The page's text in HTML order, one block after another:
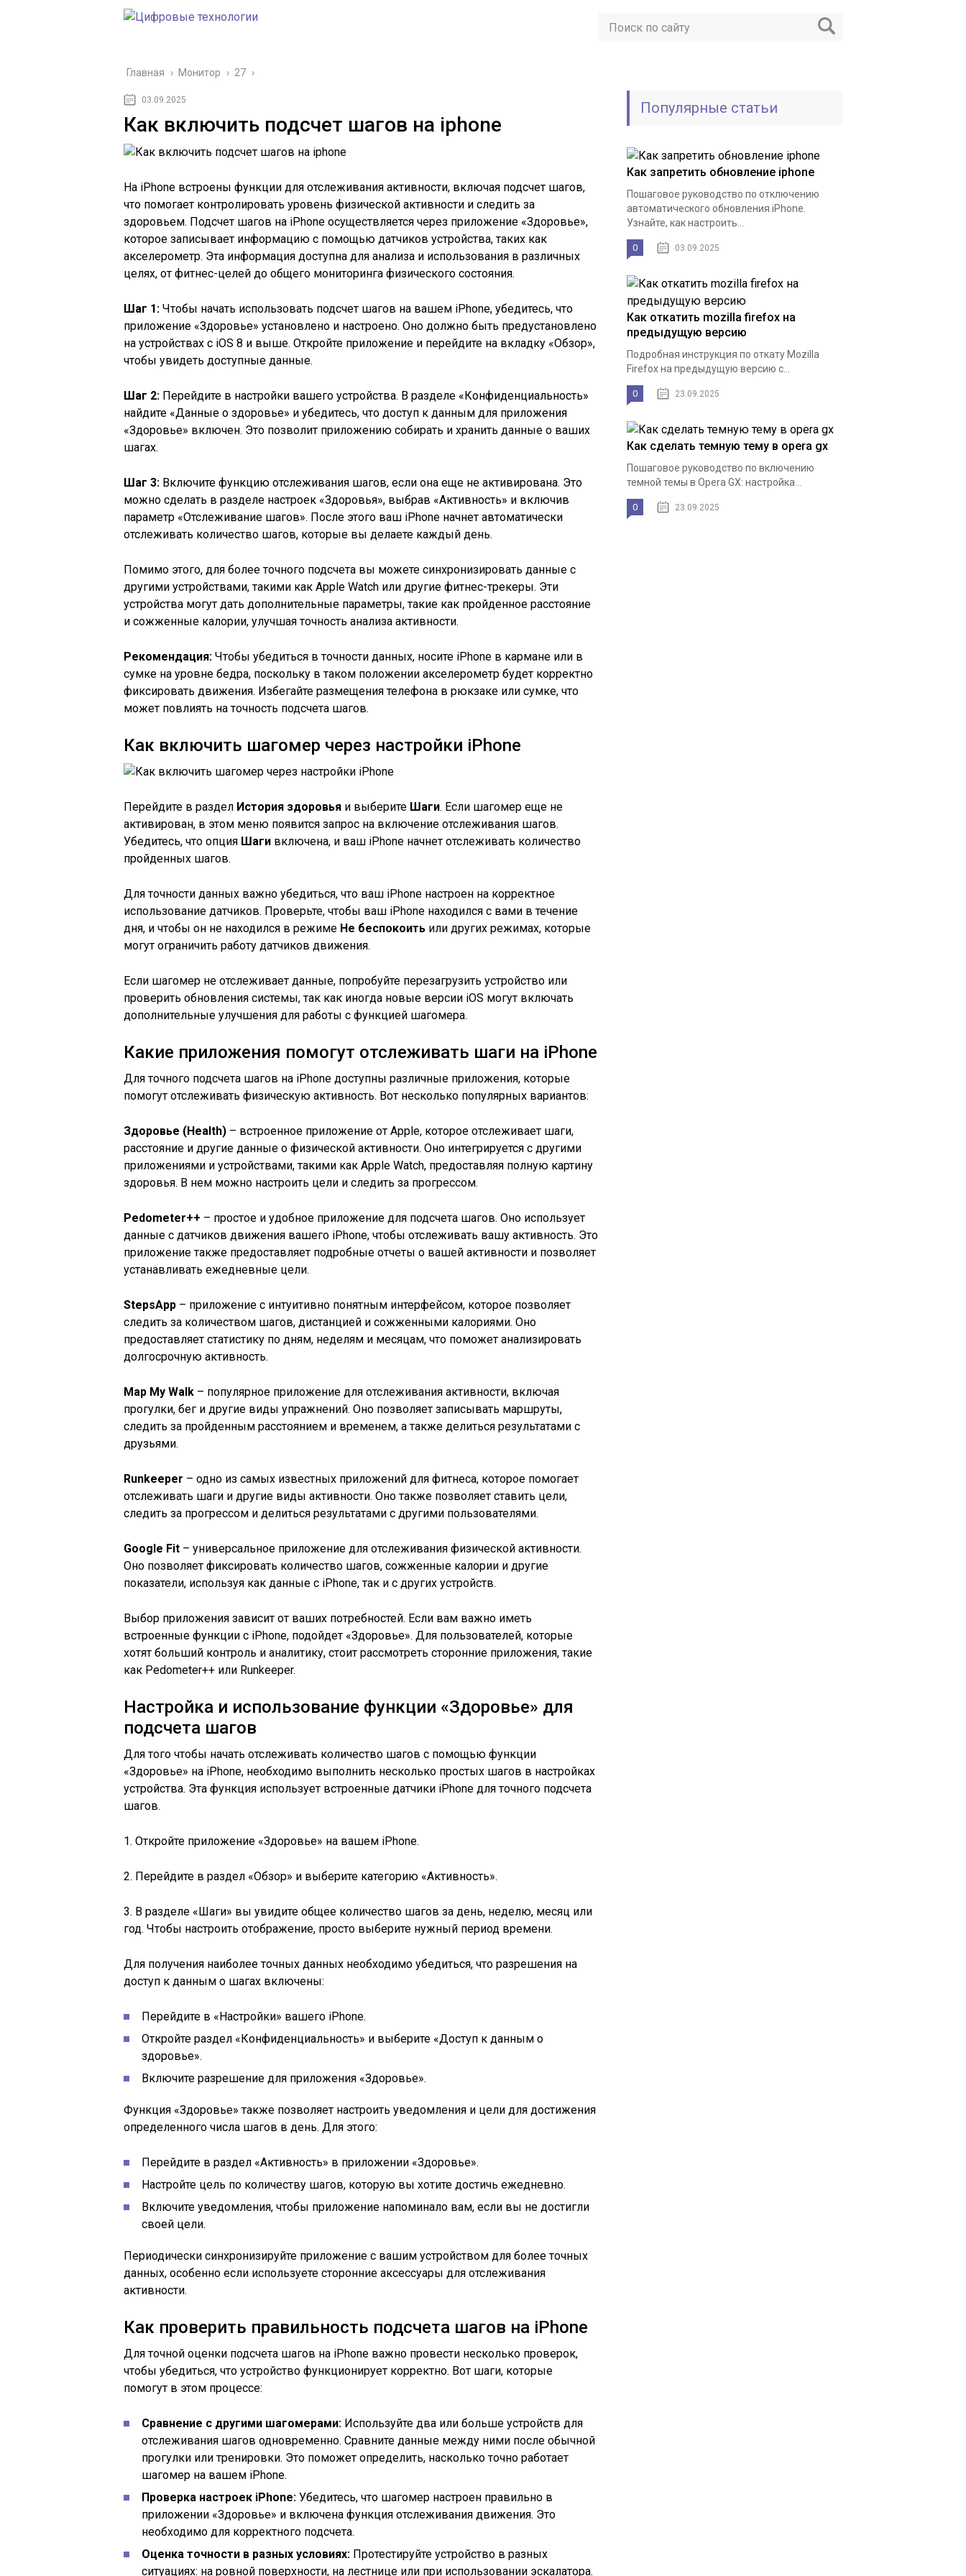
Главная › Монитор › 27 ›
03.09.2025
Как включить подсчет шагов на iphone
На iPhone встроены функции для отслеживания активности, включая подсчет шагов,
что помогает контролировать уровень физической активности и следить за
здоровьем. Подсчет шагов на iPhone осуществляется через приложение «Здоровье»,
которое записывает информацию с помощью датчиков устройства, таких как
акселерометр. Эта информация доступна для анализа и использования в различных
целях, от фитнес-целей до общего мониторинга физического состояния.
Шаг 1: Чтобы начать использовать подсчет шагов на вашем iPhone, убедитесь, что
приложение «Здоровье» установлено и настроено. Оно должно быть предустановлено
на устройствах с iOS 8 и выше. Откройте приложение и перейдите на вкладку «Обзор»,
чтобы увидеть доступные данные.
Шаг 2: Перейдите в настройки вашего устройства. В разделе «Конфиденциальность»
найдите «Данные о здоровье» и убедитесь, что доступ к данным для приложения
«Здоровье» включен. Это позволит приложению собирать и хранить данные о ваших
шагах.
Шаг 3: Включите функцию отслеживания шагов, если она еще не активирована. Это
можно сделать в разделе настроек «Здоровья», выбрав «Активность» и включив
параметр «Отслеживание шагов». После этого ваш iPhone начнет автоматически
отслеживать количество шагов, которые вы делаете каждый день.
Помимо этого, для более точного подсчета вы можете синхронизировать данные с
другими устройствами, такими как Apple Watch или другие фитнес-трекеры. Эти
устройства могут дать дополнительные параметры, такие как пройденное расстояние
и сожженные калории, улучшая точность анализа активности.
Рекомендация: Чтобы убедиться в точности данных, носите iPhone в кармане или в
сумке на уровне бедра, поскольку в таком положении акселерометр будет корректно
фиксировать движения. Избегайте размещения телефона в рюкзаке или сумке, что
может повлиять на точность подсчета шагов.
Как включить шагомер через настройки iPhone
Перейдите в раздел История здоровья и выберите Шаги. Если шагомер еще не
активирован, в этом меню появится запрос на включение отслеживания шагов.
Убедитесь, что опция Шаги включена, и ваш iPhone начнет отслеживать количество
пройденных шагов.
Для точности данных важно убедиться, что ваш iPhone настроен на корректное
использование датчиков. Проверьте, чтобы ваш iPhone находился с вами в течение
дня, и чтобы он не находился в режиме Не беспокоить или других режимах, которые
могут ограничить работу датчиков движения.
Если шагомер не отслеживает данные, попробуйте перезагрузить устройство или
проверить обновления системы, так как иногда новые версии iOS могут включать
дополнительные улучшения для работы с функцией шагомера.
Какие приложения помогут отслеживать шаги на iPhone
Для точного подсчета шагов на iPhone доступны различные приложения, которые
помогут отслеживать физическую активность. Вот несколько популярных вариантов:
Здоровье (Health) – встроенное приложение от Apple, которое отслеживает шаги,
расстояние и другие данные о физической активности. Оно интегрируется с другими
приложениями и устройствами, такими как Apple Watch, предоставляя полную картину
здоровья. В нем можно настроить цели и следить за прогрессом.
Pedometer++ – простое и удобное приложение для подсчета шагов. Оно использует
данные с датчиков движения вашего iPhone, чтобы отслеживать вашу активность. Это
приложение также предоставляет подробные отчеты о вашей активности и позволяет
устанавливать ежедневные цели.
StepsApp – приложение с интуитивно понятным интерфейсом, которое позволяет
следить за количеством шагов, дистанцией и сожженными калориями. Оно
предоставляет статистику по дням, неделям и месяцам, что поможет анализировать
долгосрочную активность.
Map My Walk – популярное приложение для отслеживания активности, включая
прогулки, бег и другие виды упражнений. Оно позволяет записывать маршруты,
следить за пройденным расстоянием и временем, а также делиться результатами с
друзьями.
Runkeeper – одно из самых известных приложений для фитнеса, которое помогает
отслеживать шаги и другие виды активности. Оно также позволяет ставить цели,
следить за прогрессом и делиться результатами с другими пользователями.
Google Fit – универсальное приложение для отслеживания физической активности.
Оно позволяет фиксировать количество шагов, сожженные калории и другие
показатели, используя как данные с iPhone, так и с других устройств.
Выбор приложения зависит от ваших потребностей. Если вам важно иметь
встроенные функции с iPhone, подойдет «Здоровье». Для пользователей, которые
хотят больший контроль и аналитику, стоит рассмотреть сторонние приложения, такие
как Pedometer++ или Runkeeper.
Настройка и использование функции «Здоровье» для
подсчета шагов
Для того чтобы начать отслеживать количество шагов с помощью функции
«Здоровье» на iPhone, необходимо выполнить несколько простых шагов в настройках
устройства. Эта функция использует встроенные датчики iPhone для точного подсчета
шагов.
1. Откройте приложение «Здоровье» на вашем iPhone.
2. Перейдите в раздел «Обзор» и выберите категорию «Активность».
3. В разделе «Шаги» вы увидите общее количество шагов за день, неделю, месяц или
год. Чтобы настроить отображение, просто выберите нужный период времени.
Для получения наиболее точных данных необходимо убедиться, что разрешения на
доступ к данным о шагах включены:
Перейдите в «Настройки» вашего iPhone.
Откройте раздел «Конфиденциальность» и выберите «Доступ к данным о
здоровье».
Включите разрешение для приложения «Здоровье».
Функция «Здоровье» также позволяет настроить уведомления и цели для достижения
определенного числа шагов в день. Для этого:
Перейдите в раздел «Активность» в приложении «Здоровье».
Настройте цель по количеству шагов, которую вы хотите достичь ежедневно.
Включите уведомления, чтобы приложение напоминало вам, если вы не достигли
своей цели.
Периодически синхронизируйте приложение с вашим устройством для более точных
данных, особенно если используете сторонние аксессуары для отслеживания
активности.
Как проверить правильность подсчета шагов на iPhone
Для точной оценки подсчета шагов на iPhone важно провести несколько проверок,
чтобы убедиться, что устройство функционирует корректно. Вот шаги, которые
помогут в этом процессе:
Сравнение с другими шагомерами: Используйте два или больше устройств для
отслеживания шагов одновременно. Сравните данные между ними после обычной
прогулки или тренировки. Это поможет определить, насколько точно работает
шагомер на вашем iPhone.
Проверка настроек iPhone: Убедитесь, что шагомер настроен правильно в
приложении «Здоровье» и включена функция отслеживания движения. Это
необходимо для корректного подсчета.
Оценка точности в разных условиях: Протестируйте устройство в разных
ситуациях: на ровной поверхности, на лестнице или при использовании эскалатора.
Популярные статьи
Как запретить обновление iphone
Пошаговое руководство по отключению
автоматического обновления iPhone.
Узнайте, как настроить...
0 03.09.2025
Как откатить mozilla firefox на
предыдущую версию
Подробная инструкция по откату Mozilla
Firefox на предыдущую версию с...
0 23.09.2025
Как сделать темную тему в opera gx
Пошаговое руководство по включению
темной темы в Opera GX: настройка...
0 23.09.2025